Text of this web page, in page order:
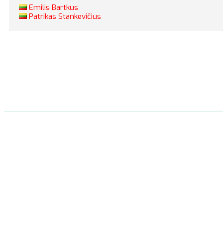
Emilis Bartkus
Patrikas Stankevičius